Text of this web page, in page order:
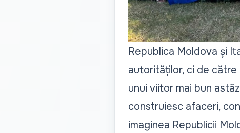
Republica Moldova și
autorităților, ci de către
unui viitor mai bun
construiesc afaceri,
imaginea Republicii